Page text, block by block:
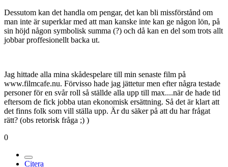
Dessutom kan det handla om pengar, det kan bli missförstånd om
man inte är superklar med att man kanske inte kan ge någon lön, på
sin höjd någon symbolisk summa (?) och då kan en del som trots allt
jobbar proffesionellt backa ut.
Jag hittade alla mina skådespelare till min senaste film på
www.filmcafe.nu. Förvisso hade jag jättetur men efter några testade
personer för en svår roll så ställde alla upp till max....när de hade tid
eftersom de fick jobba utan ekonomisk ersättning. Så det är klart att
det finns folk som vill ställa upp. Är du säker på att du har frågat
rätt? (obs retorisk fråga ;) )
0
Citera